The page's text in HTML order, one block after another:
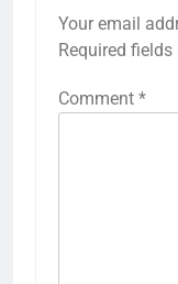
Your email
Required fields
Comment *